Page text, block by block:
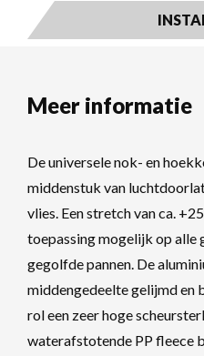
Meer informatie
De universele nok- en
middenstuk van
vlies. Een stretch van ca.
toepassing mogelijk op
gegolfde pannen. De
middengedeelte gelijmd en
rol een zeer hoge
waterafstotende PP fleece